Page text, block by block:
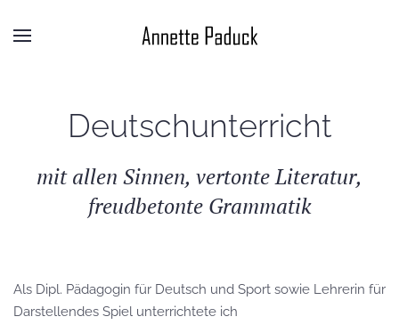
Deutschunterricht
mit allen Sinnen, vertonte Literatur,
freudbetonte Grammatik
Als Dipl. Pädagogin für Deutsch und Sport sowie Lehrerin für
Darstellendes Spiel unterrichtete ich